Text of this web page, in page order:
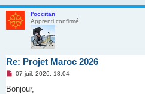
l'occitan
Apprenti confirmé
Re: Projet Maroc 2026
M
s
07 juil. 2026, 18:04
Bonjour,